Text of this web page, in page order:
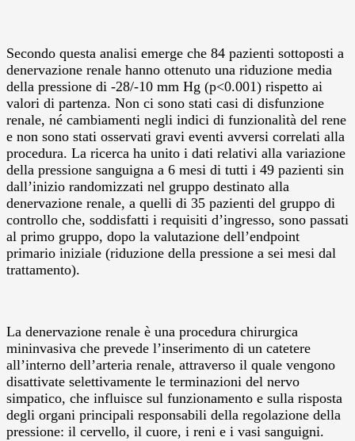
Secondo questa analisi emerge che 84 pazienti sottoposti a
denervazione renale hanno ottenuto una riduzione media
della pressione di -28/-10 mm Hg (p<0.001) rispetto ai
valori di partenza. Non ci sono stati casi di disfunzione
renale, né cambiamenti negli indici di funzionalità del rene
e non sono stati osservati gravi eventi avversi correlati alla
procedura. La ricerca ha unito i dati relativi alla variazione
della pressione sanguigna a 6 mesi di tutti i 49 pazienti sin
dall’inizio randomizzati nel gruppo destinato alla
denervazione renale, a quelli di 35 pazienti del gruppo di
controllo che, soddisfatti i requisiti d’ingresso, sono passati
al primo gruppo, dopo la valutazione dell’endpoint
primario iniziale (riduzione della pressione a sei mesi dal
trattamento).
La denervazione renale è una procedura chirurgica
mininvasiva che prevede l’inserimento di un catetere
all’interno dell’arteria renale, attraverso il quale vengono
disattivate selettivamente le terminazioni del nervo
simpatico, che influisce sul funzionamento e sulla risposta
degli organi principali responsabili della regolazione della
pressione: il cervello, il cuore, i reni e i vasi sanguigni.